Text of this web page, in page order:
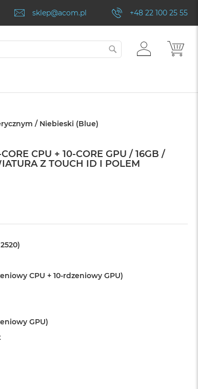
sklep@acom.pl +48 22 100 25 55
ZALOGUJ
SIĘ
SZUKAJ
/ Niebieski (Blue)
CPU + 10-CORE GPU / 16GB /
Z TOUCH ID I POLEM
CPU + 10-rdzeniowy GPU)
GPU)